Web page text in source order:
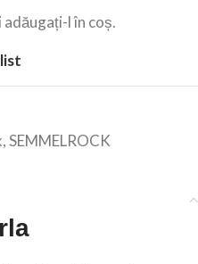
l în coș.
,SEMMELROCK